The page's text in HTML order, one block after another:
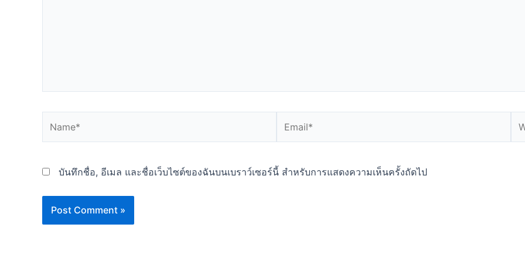
บันทึกชื่อ, อีเมล และชื่อเว็บไซต์ของฉันบนเบราว์เซอร์นี้ สำหรับการแสดงความเห็นครั้งถัดไป